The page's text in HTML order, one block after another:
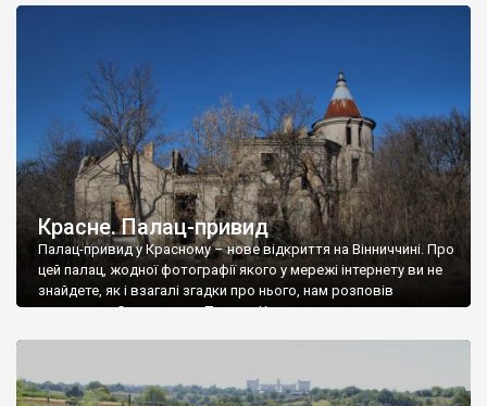
Красне. Палац-привид
Палац-привид у Красному – нове відкриття на Вінниччині. Про
цей палац, жодної фотографії якого у мережі інтернету ви не
знайдете, як і взагалі згадки про нього, нам розповів
мешканець Самгородка. Палац у Красному вразив не лише